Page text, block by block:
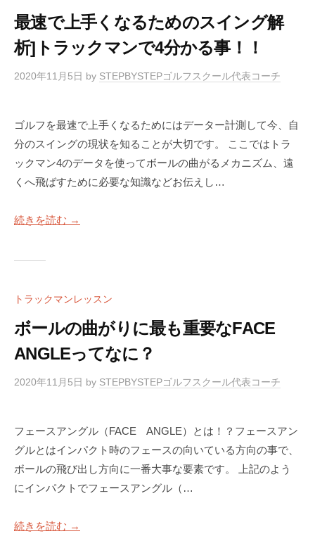
最速で上手くなるためのスイング解
析]トラックマンで4分かる事！！
2020年11月5日 by STEPBYSTEPゴルフスクール代表コーチ
ゴルフを最速で上手くなるためにはデーター計測して今、自
分のスイングの現状を知ることが大切です。 ここではトラ
ックマン4のデータを使ってボールの曲がるメカニズム、遠
くへ飛ばすために必要な知識などお伝えし…
続きを読む →
トラックマンレッスン
ボールの曲がりに最も重要なFACE
ANGLEってなに？
2020年11月5日 by STEPBYSTEPゴルフスクール代表コーチ
フェースアングル（FACE ANGLE）とは！？フェースアン
グルとはインパクト時のフェースの向いている方向の事で、
ボールの飛び出し方向に一番大事な要素です。 上記のよう
にインパクトでフェースアングル（…
続きを読む →